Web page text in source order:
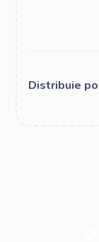
Distribuie